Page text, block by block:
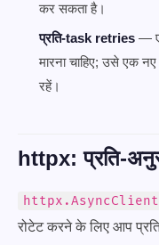
कर सकता है।
प्रति-task retries —
मारना चाहिए; उसे एक
रहें।
httpx: प्रति-
httpx.AsyncClient
रोटेट करने के लिए आप